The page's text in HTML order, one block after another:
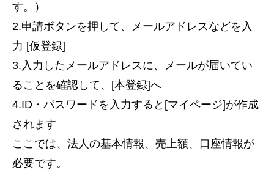
す。）
2.申請ボタンを押して、メールアドレスなどを入
力 [仮登録]
3.入力したメールアドレスに、メールが届いてい
ることを確認して、[本登録]へ
4.ID・パスワードを入力すると[マイページ]が作成
されます
ここでは、法人の基本情報、売上額、口座情報が
必要です。